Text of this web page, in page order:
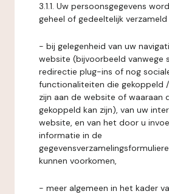
3.1.1. Uw persoonsgegevens
geheel of gedeeltelijk
- bij gelegenheid van uw
website (bijvoorbeeld vanwege
redirectie plug-ins of nog
functionaliteiten die gekoppeld
zijn aan de website of waaraan
gekoppeld kan zijn), van uw
website, en van het door u
informatie in de
kunnen voorkomen,
- meer algemeen in het kader